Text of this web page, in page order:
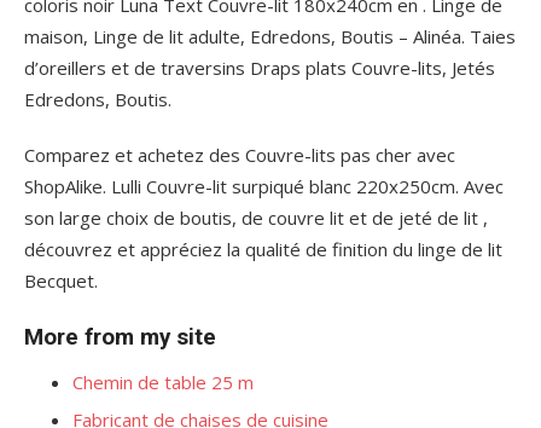
maison, Linge de lit adulte, Edredons, Boutis – Alinéa. Taies
d’oreillers et de traversins Draps plats Couvre-lits, Jetés
Edredons, Boutis.
Comparez et achetez des Couvre-lits pas cher avec
ShopAlike. Lulli Couvre-lit surpiqué blanc 220x250cm. Avec
son large choix de boutis, de couvre lit et de jeté de lit ,
découvrez et appréciez la qualité de finition du linge de lit
Becquet.
More from my site
Chemin de table 25 m
Fabricant de chaises de cuisine